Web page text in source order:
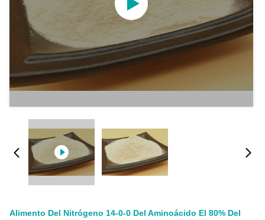
Alimento Del Nitrógeno 14-0-0 Del Aminoácido El 80% Del